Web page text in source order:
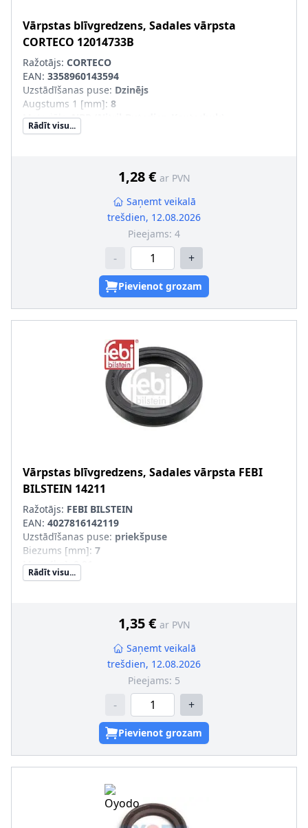
Vārpstas blīvgredzens, Sadales vārpsta
CORTECO 12014733B
Ražotājs: CORTECO
EAN: 3358960143594
Uzstādīšanas puse: Dzinējs
Augstums 1 [mm]: 8
Materiāls:NBR (Nitril-Butadien-Kautschuk)
Griešanas veids
Rādīt visu...
1,28 € ar PVN
Saņemt veikalā
trešdien, 12.08.2026
Pieejams: 4
- +
Pievienot grozam
Vārpstas blīvgredzens, Sadales vārpsta FEBI
BILSTEIN 14211
Ražotājs: FEBI BILSTEIN
EAN: 4027816142119
Uzstādīšanas puse: priekšpuse
Biezums [mm]: 7
Masa [kg]:0,01
Materiāls:ACM (poliakrila kaučuks)
Rādīt visu...
1,35 € ar PVN
Saņemt veikalā
trešdien, 12.08.2026
Pieejams: 5
- +
Pievienot grozam